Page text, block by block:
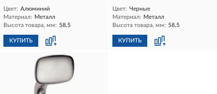
Цвет: Алюминий
Материал: Металл
Высота товара, мм: 58,5
КУПИТЬ
Цвет: Черные
Материал: Металл
Высота товара, мм: 58,5
КУПИТЬ